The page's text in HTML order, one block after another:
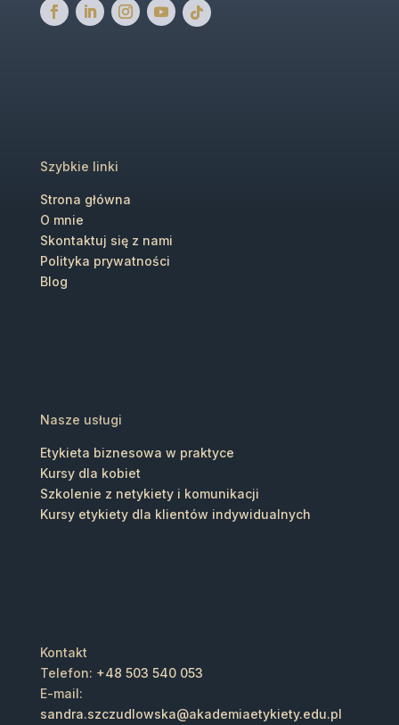
Szybkie linki
Strona główna
O mnie
Skontaktuj się z nami
Polityka prywatności
Blog
Nasze usługi
Etykieta biznesowa w praktyce
Kursy dla kobiet
Szkolenie z netykiety i komunikacji
Kursy etykiety dla klientów indywidualnych
Kontakt
Telefon: +48 503 540 053
E-mail:
sandra.szczudlowska@akademiaetykiety.edu.pl